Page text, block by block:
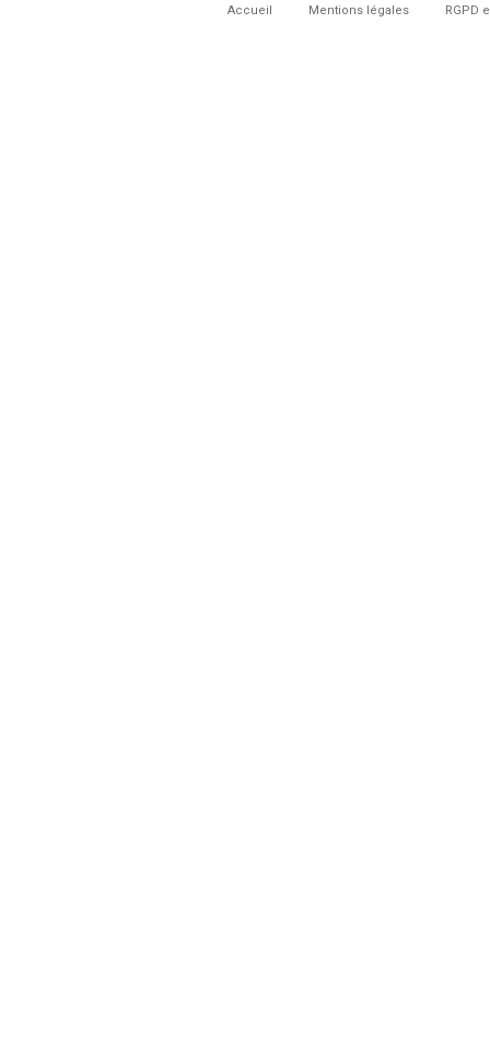
Accueil Mentions légales RGPD